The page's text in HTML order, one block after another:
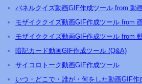
パネルクイズ動画GIF作成ツール from 動
モザイククイズ動画GIF作成ツール from
モザイククイズ動画GIF作成ツール from
暗記カード動画GIF作成ツール (Q&A)
サイコロトーク動画GIF作成ツール
いつ・どこで・誰が・何をした動画GIF作